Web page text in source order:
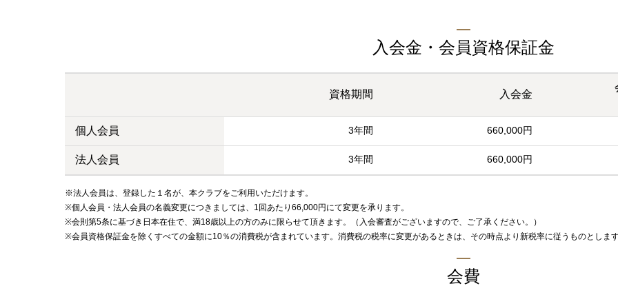
入会金・会員資格保証金
資格期間 入会金
個人会員 3年間 660,000円
法人会員 3年間 660,000円
※法人会員は、登録した１名が、本クラブをご利用いただけます。
※個人会員・法人会員の名義変更につきましては、1回あたり66,000円にて変更を承ります。
※会則第5条に基づき日本在住で、満18歳以上の方のみに限らせて頂きます。（入会審査がございますので、ご了承ください。）
※会員資格保証金を除くすべての金額に10％の消費税が含まれています。消費税の税率に変更があるときは、その時点より新税率に従うものとします
会費